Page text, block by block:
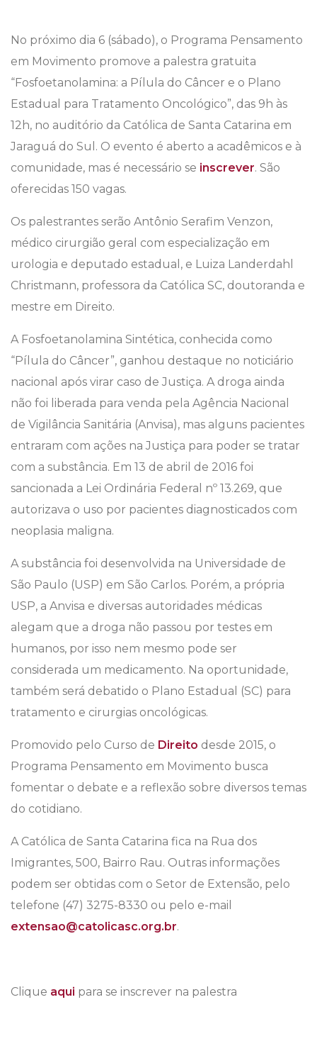
No próximo dia 6 (sábado), o Programa Pensamento
em Movimento promove a palestra gratuita
“Fosfoetanolamina: a Pílula do Câncer e o Plano
Estadual para Tratamento Oncológico”, das 9h às
12h, no auditório da Católica de Santa Catarina em
Jaraguá do Sul. O evento é aberto a acadêmicos e à
comunidade, mas é necessário se inscrever. São
oferecidas 150 vagas.
Os palestrantes serão Antônio Serafim Venzon,
médico cirurgião geral com especialização em
urologia e deputado estadual, e Luiza Landerdahl
Christmann, professora da Católica SC, doutoranda e
mestre em Direito.
A Fosfoetanolamina Sintética, conhecida como
“Pílula do Câncer”, ganhou destaque no noticiário
nacional após virar caso de Justiça. A droga ainda
não foi liberada para venda pela Agência Nacional
de Vigilância Sanitária (Anvisa), mas alguns pacientes
entraram com ações na Justiça para poder se tratar
com a substância. Em 13 de abril de 2016 foi
sancionada a Lei Ordinária Federal nº 13.269, que
autorizava o uso por pacientes diagnosticados com
neoplasia maligna.
A substância foi desenvolvida na Universidade de
São Paulo (USP) em São Carlos. Porém, a própria
USP, a Anvisa e diversas autoridades médicas
alegam que a droga não passou por testes em
humanos, por isso nem mesmo pode ser
considerada um medicamento. Na oportunidade,
também será debatido o Plano Estadual (SC) para
tratamento e cirurgias oncológicas.
Promovido pelo Curso de Direito desde 2015, o
Programa Pensamento em Movimento busca
fomentar o debate e a reflexão sobre diversos temas
do cotidiano.
A Católica de Santa Catarina fica na Rua dos
Imigrantes, 500, Bairro Rau. Outras informações
podem ser obtidas com o Setor de Extensão, pelo
telefone (47) 3275-8330 ou pelo e-mail
extensao@catolicasc.org.br.
Clique aqui para se inscrever na palestra